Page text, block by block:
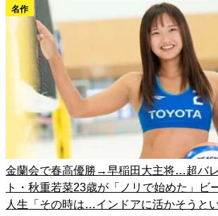
名作
金蘭会で春高優勝→早稲田大主将…超バ
ト・秋重若菜23歳が「ノリで始めた」ビ
人生「その時は…インドアに活かそうと